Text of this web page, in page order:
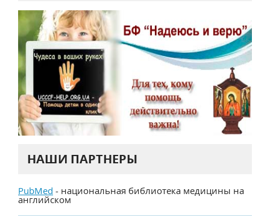
НАШИ ПАРТНЕРЫ
PubMed - национальная библиотека медицины на
английском